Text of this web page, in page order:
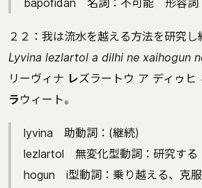
bapofidan 名詞：不可能 形容詞
２２：我は流水を越える方法を研究し
Lyvina lezlartol a dilhi ne xaihogun
リーヴィナ レズラートウ ア ディゥヒ
ラ ウィート。
lyvina 助動詞：(継続)
lezlartol 無変化型動詞：研究する
hogun i型動詞：乗り越える、克